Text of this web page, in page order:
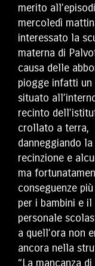
merito
mercoledì
interessato la
materna di
causa delle
piogge infatti un
situato
recinto
crollato a terra,
danneggiando la
recinzione e
ma
conseguenze
per i bambini e il
personale
a quell’ora non
ancora nella
“La mancanza